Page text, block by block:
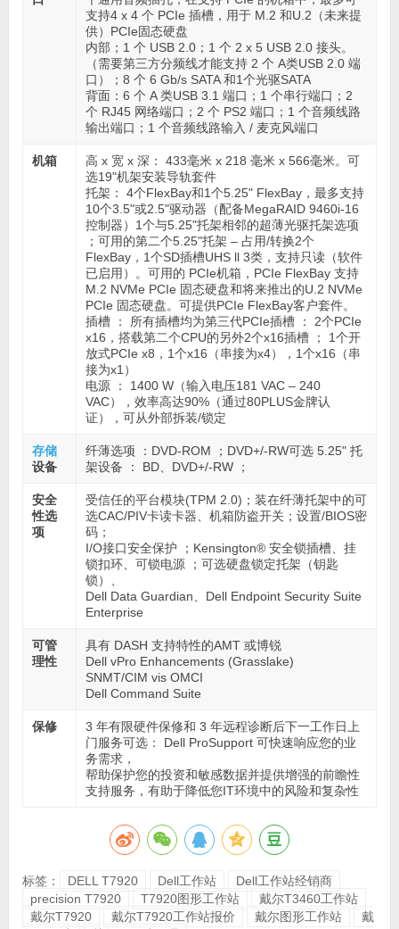
支持4 x 4 个 PCIe 插槽，用于 M.2 和U.2（未来提
供）PCIe固态硬盘
内部；1 个 USB 2.0；1 个 2 x 5 USB 2.0 接头。
（需要第三方分频线才能支持 2 个 A类USB 2.0 端
口）；8 个 6 Gb/s SATA 和1个光驱SATA
背面：6 个 A 类USB 3.1 端口；1 个串行端口；2
个 RJ45 网络端口；2 个 PS2 端口；1 个音频线路
输出端口；1 个音频线路输入 / 麦克风端口
机箱
高 x 宽 x 深： 433毫米 x 218 毫米 x 566毫米。可
选19"机架安装导轨套件
托架： 4个FlexBay和1个5.25" FlexBay，最多支持
10个3.5"或2.5"驱动器（配备MegaRAID 9460i-16
控制器）1个与5.25"托架相邻的超薄光驱托架选项
；可用的第二个5.25"托架 – 占用/转换2个
FlexBay，1个SD插槽UHS ll 3类，支持只读（软件
已启用）。可用的 PCIe机箱，PCIe FlexBay 支持
M.2 NVMe PCIe 固态硬盘和将来推出的U.2 NVMe
PCIe 固态硬盘。可提供PCIe FlexBay客户套件。
插槽 ： 所有插槽均为第三代PCIe插槽 ： 2个PCIe
x16，搭载第二个CPU的另外2个x16插槽 ； 1个开
放式PCIe x8，1个x16（串接为x4），1个x16（串
接为x1）
电源 ： 1400 W（输入电压181 VAC – 240
VAC），效率高达90%（通过80PLUS金牌认
证），可从外部拆装/锁定
存储
设备
纤薄选项 ：DVD-ROM ；DVD+/-RW可选 5.25" 托
架设备 ： BD、DVD+/-RW ；
安全
性选
项
受信任的平台模块(TPM 2.0)；装在纤薄托架中的可
选CAC/PIV卡读卡器、机箱防盗开关；设置/BIOS密
码；
I/O接口安全保护 ；Kensington® 安全锁插槽、挂
锁扣环、可锁电源 ；可选硬盘锁定托架（钥匙
锁）、
Dell Data Guardian、Dell Endpoint Security Suite
Enterprise
可管
理性
具有 DASH 支持特性的AMT 或博锐
Dell vPro Enhancements (Grasslake)
SNMT/CIM vis OMCI
Dell Command Suite
保修
3 年有限硬件保修和 3 年远程诊断后下一工作日上
门服务可选： Dell ProSupport 可快速响应您的业
务需求，
帮助保护您的投资和敏感数据并提供增强的前瞻性
支持服务，有助于降低您IT环境中的风险和复杂性
标签： DELL T7920 Dell工作站
Dell工作站经销商
precision T7920
T7920图形工作站
戴尔T3460工作站
戴尔T7920
戴尔T7920工作站报价 戴尔图形工作站
戴